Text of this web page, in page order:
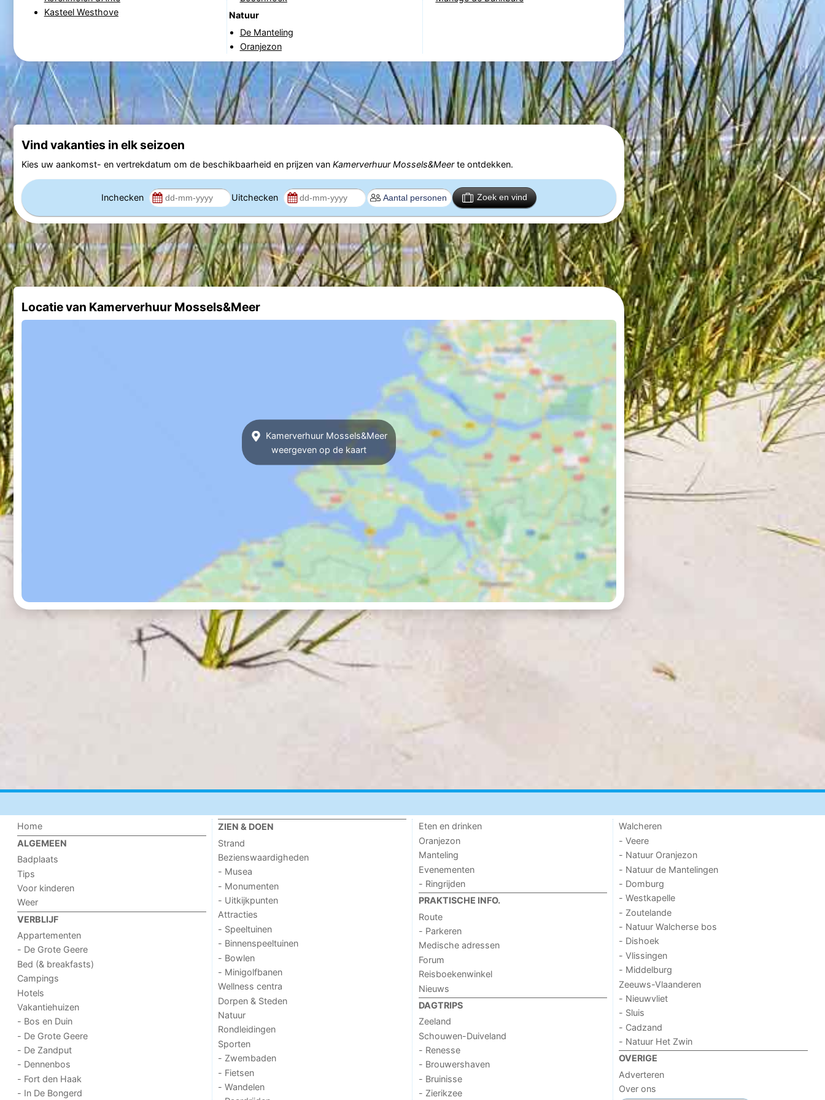
Kasteel Westhove
Natuur
De Manteling
Oranjezon
Vind vakanties in elk seizoen
Kies uw aankomst- en vertrekdatum om de beschikbaarheid en prijzen van Kamerverhuur Mossels&Meerte ontdekken.
Inchecken Uitchecken Zoek en vind
Locatie van Kamerverhuur Mossels&Meer
Kamerverhuur Mossels&Meer
weergeven op de kaart
Home
ALGEMEEN
Badplaats
Tips
Voor kinderen
Weer
VERBLIJF
Appartementen
- De Grote Geere
Bed (& breakfasts)
Campings
Hotels
Vakantiehuizen
- Bos en Duin
- De Grote Geere
- De Zandput
- Dennenbos
- Fort den Haak
- In De Bongerd
ZIEN & DOEN
Strand
Bezienswaardigheden
- Musea
- Monumenten
- Uitkijkpunten
Attracties
- Speeltuinen
- Binnenspeeltuinen
- Bowlen
- Minigolfbanen
Wellness centra
Dorpen & Steden
Natuur
Rondleidingen
Sporten
- Zwembaden
- Fietsen
- Wandelen
Eten en drinken
Oranjezon
Manteling
Evenementen
- Ringrijden
PRAKTISCHE INFO.
Route
- Parkeren
Medische adressen
Forum
Reisboekenwinkel
Nieuws
DAGTRIPS
Zeeland
Schouwen-Duiveland
- Renesse
- Brouwershaven
- Bruinisse
- Zierikzee
Walcheren
- Veere
- Natuur Oranjezon
- Natuur de Mantelingen
- Domburg
- Westkapelle
- Zoutelande
- Natuur Walcherse bos
- Dishoek
- Vlissingen
- Middelburg
Zeeuws-Vlaanderen
- Nieuwvliet
- Sluis
- Cadzand
- Natuur Het Zwin
OVERIGE
Adverteren
Over ons